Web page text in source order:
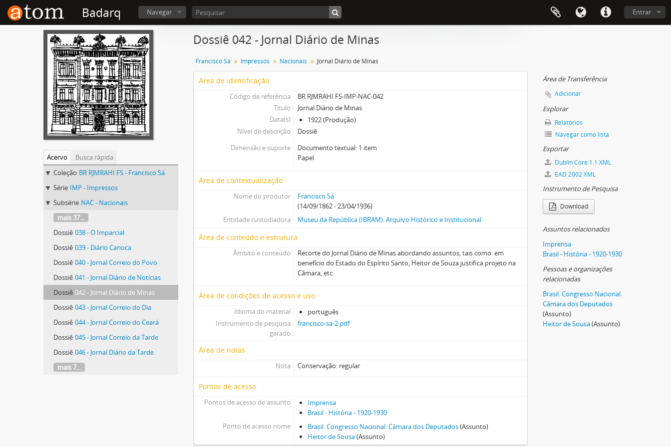
Badarq Navegar Entrar
Acervo
Busca rápida
Coleção BR RJMRAHI FS - Francisco Sá
Série IMP - Impressos
Subsérie NAC - Nacionais
mais 37...
Dossiê 038 - O Imparcial
Dossiê 039 - Diário Carioca
Dossiê 040 - Jornal Correio do Povo
Dossiê 041 - Jornal Diário de Notícias
Dossiê 042 - Jornal Diário de Minas
Dossiê 043 - Jornal Correio do Dia
Dossiê 044 - Jornal Correio do Ceará
Dossiê 045 - Jornal Correio da Tarde
Dossiê 046 - Jornal Diário da Tarde
mais 7...
Dossiê 042 - Jornal Diário de Minas
Francisco Sá Impressos Nacionais Jornal Diário de Minas
Área de identificação
Código de referência
BR RJMRAHI FS-IMP-NAC-042
Título
Jornal Diário de Minas
Data(s)
1922 (Produção)
Nível de descrição
Dossiê
Dimensão e suporte
Documento textual: 1 item
Papel
Área de contextualização
Nome do produtor
Francisco Sá
(14/09/1862 - 23/04/1936)
Entidade custodiadora
Museu da República (IBRAM). Arquivo Histórico e Institucional
Área de conteúdo e estrutura
Âmbito e conteúdo
Recorte do Jornal Diário de Minas abordando assuntos, tais como: em
benefício do Estado do Espírito Santo, Heitor de Souza justifica projeto na
Câmara, etc.
Área de condições de acesso e uso
Idioma do material
português
Instrumento de pesquisa
gerado
francisco-sa-2.pdf
Área de notas
Nota Conservação: regular
Pontos de acesso
Pontos de acesso de assunto
Imprensa
Brasil - História - 1920-1930
Ponto de acesso nome
Brasil. Congresso Nacional. Câmara dos Deputados(Assunto)
Heitor de Sousa(Assunto)
Área de Transferência
Adicionar
Explorar
Relatórios
Navegar como lista
Exportar
Dublin Core 1.1 XML
EAD 2002 XML
Instrumento de Pesquisa
Download
Assuntos relacionados
Imprensa
Brasil - História - 1920-1930
Pessoas e organizações
relacionadas
Brasil. Congresso Nacional.
Câmara dos Deputados
(Assunto)
Heitor de Sousa(Assunto)